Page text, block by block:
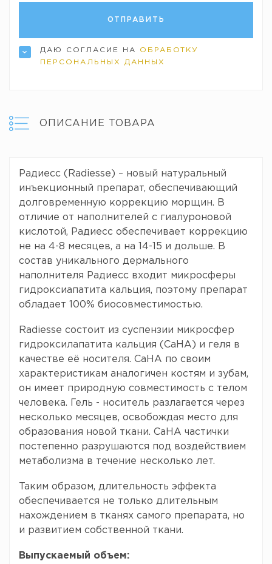
ДАЮ СОГЛАСИЕ НА ОБРАБОТКУ
ПЕРСОНАЛЬНЫХ ДАННЫХ
ОПИСАНИЕ ТОВАРА
Радиесс (Radiesse) – новый натуральный
инъекционный препарат, обеспечивающий
долговременную коррекцию морщин. В
отличие от наполнителей с гиалуроновой
кислотой, Радиесс обеспечивает коррекцию
не на 4-8 месяцев, а на 14-15 и дольше. В
состав уникального дермального
наполнителя Радиесс входит микросферы
гидроксиапатита кальция, поэтому препарат
обладает 100% биосовместимостью.
Radiesse состоит из суспензии микросфер
гидроксилапатита кальция (СаНА) и геля в
качестве её носителя. СаНА по своим
характеристикам аналогичен костям и зубам,
он имеет природную совместимость с телом
человека. Гель - носитель разлагается через
несколько месяцев, освобождая место для
образования новой ткани. СаНА частички
постепенно разрушаются под воздействием
метаболизма в течение несколько лет.
Таким образом, длительность эффекта
обеспечивается не только длительным
нахождением в тканях самого препарата, но
и развитием собственной ткани.
Выпускаемый объем: